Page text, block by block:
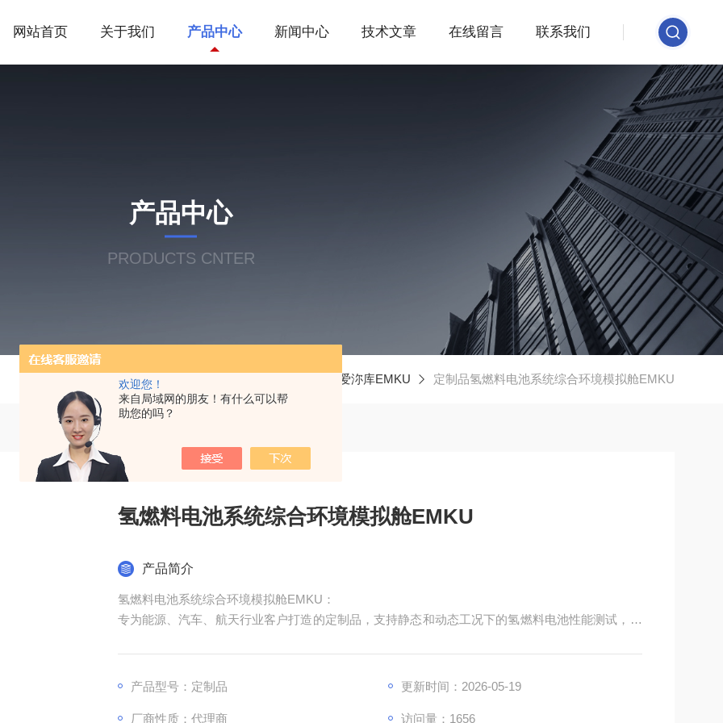
欢迎您！
来自局域网的朋友！有什么可以帮
助您的吗？
网站首页 关于我们 产品中心 新闻中心 技术文章 在线留言 联系我们
产品中心
PRODUCTS CNTER
首页 产品中心 爱沵库EMKU 定制品氢燃料电池系统综合环境模拟舱EMKU
氢燃料电池系统综合环境模拟舱EMKU
产品简介
氢燃料电池系统综合环境模拟舱EMKU：
专为能源、汽车、航天行业客户打造的定制品，支持静态和动态工况下的氢燃料电池性能测试，涵
产品型号：定制品 更新时间：2026-05-19
厂商性质：代理商 访问量：1656